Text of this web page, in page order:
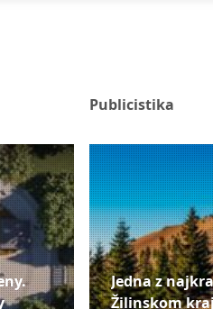
Publicistika
Jedna z
Žilinskom